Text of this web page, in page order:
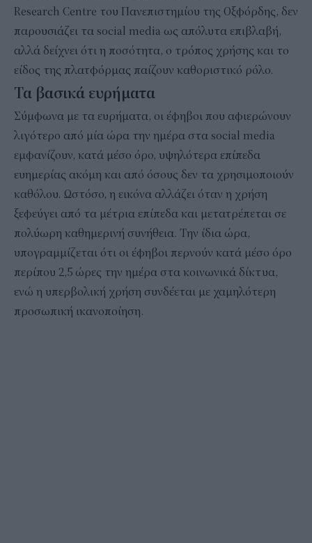
Research Centre του Πανεπιστημίου της Οξφόρδης, δεν
παρουσιάζει τα social media ως απόλυτα επιβλαβή,
αλλά δείχνει ότι η ποσότητα, ο τρόπος χρήσης και το
είδος της πλατφόρμας παίζουν καθοριστικό ρόλο.
Τα βασικά ευρήματα
Σύμφωνα με τα ευρήματα, οι έφηβοι που αφιερώνουν
λιγότερο από μία ώρα την ημέρα στα social media
εμφανίζουν, κατά μέσο όρο, υψηλότερα επίπεδα
ευημερίας ακόμη και από όσους δεν τα χρησιμοποιούν
καθόλου. Ωστόσο, η εικόνα αλλάζει όταν η χρήση
ξεφεύγει από τα μέτρια επίπεδα και μετατρέπεται σε
πολύωρη καθημερινή συνήθεια. Την ίδια ώρα,
υπογραμμίζεται ότι οι έφηβοι περνούν κατά μέσο όρο
περίπου 2,5 ώρες την ημέρα στα κοινωνικά δίκτυα,
ενώ η υπερβολική χρήση συνδέεται με χαμηλότερη
προσωπική ικανοποίηση.